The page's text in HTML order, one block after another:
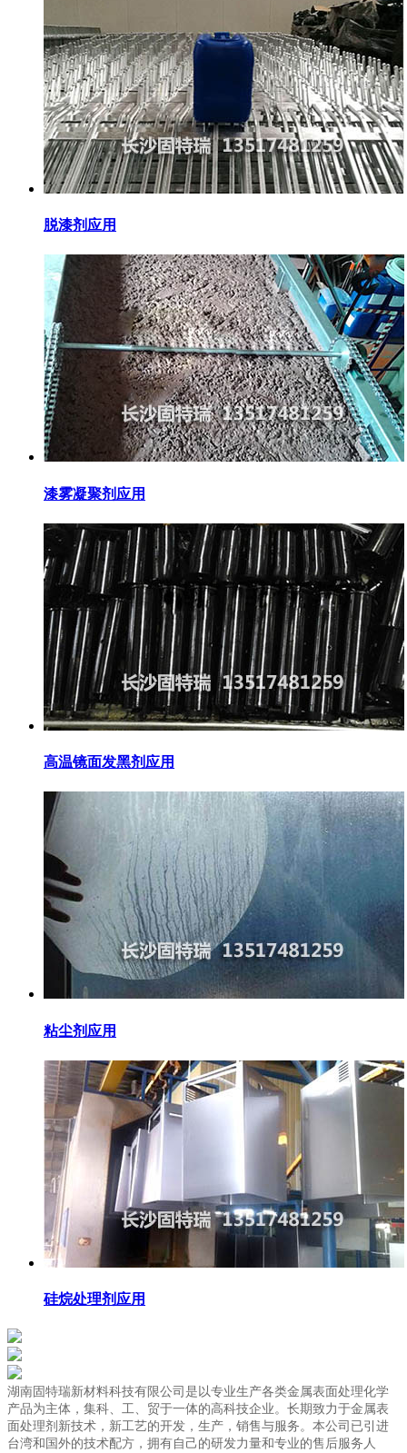
脱漆剂应用
漆雾凝聚剂应用
高温镜面发黑剂应用
粘尘剂应用
硅烷处理剂应用
湖南固特瑞新材料科技有限公司是以专业生产各类金属表面处理化学
产品为主体，集科、工、贸于一体的高科技企业。长期致力于金属表
面处理剂新技术，新工艺的开发，生产，销售与服务。本公司已引进
台湾和国外的技术配方，拥有自己的研发力量和专业的售后服务人